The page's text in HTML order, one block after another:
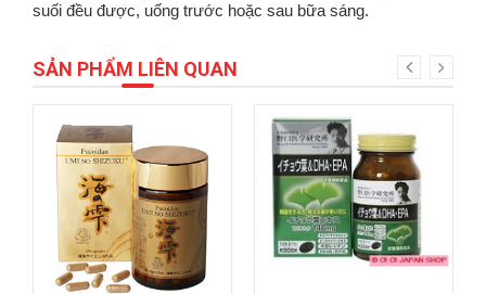
suối đều được, uống trước hoặc sau bữa sáng.
SẢN PHẨM LIÊN QUAN